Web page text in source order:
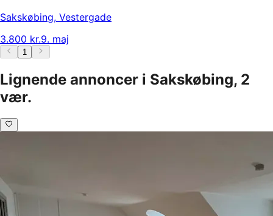
Sakskøbing, Vestergade
3.800 kr.9. maj
1
Lignende annoncer i Sakskøbing, 2
vær.